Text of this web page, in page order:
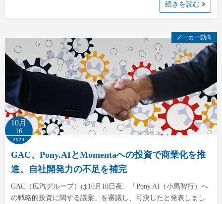
続きを読む
メーカー動向
10月
16
2024
GAC、Pony.AIとMomentaへの投資で商業化を推
進、自社開発力の不足を補完
GAC（広汽グループ）は10月10日夜、「Pony.AI（小馬智行）へ
の戦略的投資に関する議案」を審議し、可決したと発表しまし